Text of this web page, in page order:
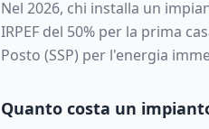
Nel 2026, chi installa un
IRPEF del 50% per la prima
Posto (SSP) per l'energia
Quanto costa un